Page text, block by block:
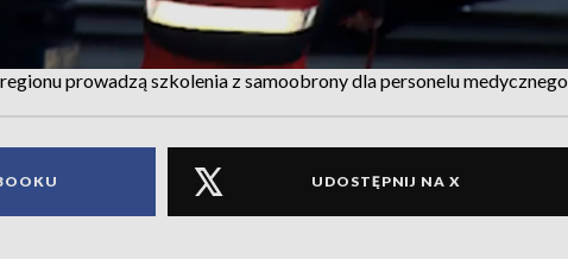
prowadzą szkolenia z samoobrony dla personelu medycznego
UDOSTĘPNIJ NA X